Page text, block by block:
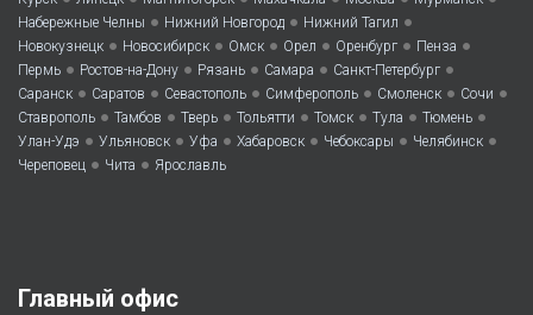
Набережные Челны • Нижний Новгород • Нижний Тагил •
Новокузнецк • Новосибирск • Омск • Орел • Оренбург • Пенза •
Пермь • Ростов-на-Дону • Рязань • Самара • Санкт-Петербург •
Саранск • Саратов • Севастополь • Симферополь • Смоленск • Сочи •
Ставрополь • Тамбов • Тверь • Тольятти • Томск • Тула • Тюмень •
Улан-Удэ • Ульяновск • Уфа • Хабаровск • Чебоксары • Челябинск •
Череповец • Чита • Ярославль
Главный офис